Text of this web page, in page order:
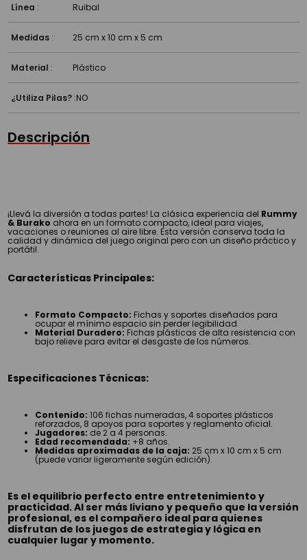
Línea : Ruibal
Medidas : 25 cm x 10 cm x 5 cm
Material : Plástico
¿Utiliza Pilas? :NO
Descripción
¡Llevá la diversión a todas partes! La clásica experiencia del Rummy
& Burako ahora en un formato compacto, ideal para viajes,
vacaciones o reuniones al aire libre. Esta versión conserva toda la
calidad y dinámica del juego original pero con un diseño práctico y
portátil.
Características Principales:
Formato Compacto: Fichas y soportes diseñados para
ocupar el mínimo espacio sin perder legibilidad.
Material Duradero: Fichas plásticas de alta resistencia con
bajo relieve para evitar el desgaste de los números.
Especificaciones Técnicas:
Contenido: 106 fichas numeradas, 4 soportes plásticos
reforzados, 8 apoyos para soportes y reglamento oficial.
Jugadores: de 2 a 4 personas.
Edad recomendada: +8 años.
Medidas aproximadas de la caja: 25 cm x 10 cm x 5 cm
(puede variar ligeramente según edición).
Es el equilibrio perfecto entre entretenimiento y
practicidad. Al ser más liviano y pequeño que la versión
profesional, es el compañero ideal para quienes
disfrutan de los juegos de estrategia y lógica en
cualquier lugar y momento.